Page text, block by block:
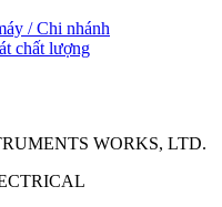
/ Chi nhánh
chất lượng